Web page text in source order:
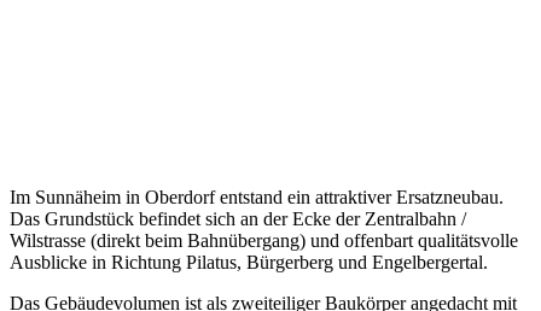
Im Sunnäheim in Oberdorf entstand ein attraktiver Ersatzneubau.
Das Grundstück befindet sich an der Ecke der Zentralbahn /
Wilstrasse (direkt beim Bahnübergang) und offenbart qualitätsvolle
Ausblicke in Richtung Pilatus, Bürgerberg und Engelbergertal.
Das Gebäudevolumen ist als zweiteiliger Baukörper angedacht mit